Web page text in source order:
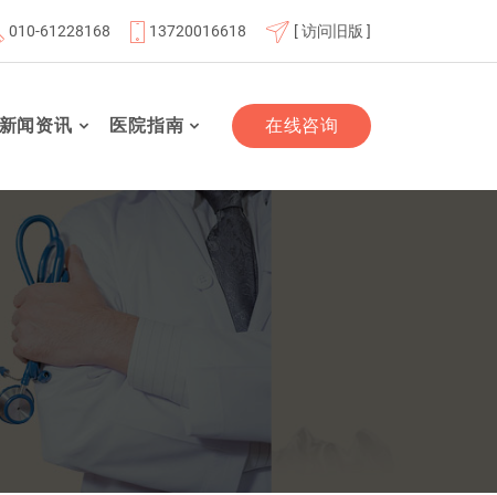
单位 北京航天总医院联体成员单位 北京市老年友善医疗
010-61228168 13720016618 [ 访问旧版 ]
新闻资讯 医院指南 在线咨询